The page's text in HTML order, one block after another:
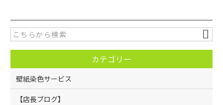
e
b
o
o
k
er
カテゴリー
壁紙染色サービス
【店長ブログ】